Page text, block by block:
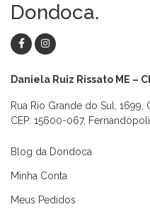
Dondoca.
Daniela Ruiz Rissato ME –
Rua Rio Grande do Sul,
CEP: 15600-067,
Blog da Dondoca
Minha Conta
Meus Pedidos